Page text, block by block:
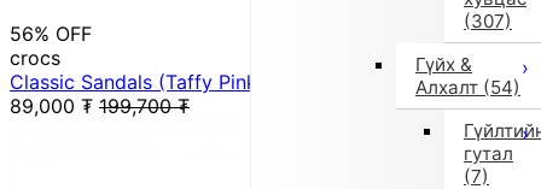
(307)
Гүйх &
Алхалт (54)
гутал
(7)
56% OFF
crocs
Classic Sandals (Taffy Pink)
89,000 ₮ 199,700 ₮